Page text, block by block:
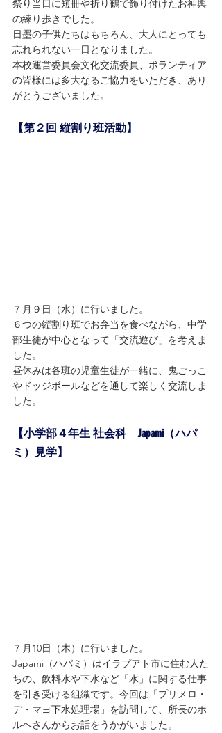
祭り当日に短冊や折り鶴で飾り付けたお神輿
の練り歩きでした。
日墨の子供たちはもちろん、大人にとっても
忘れられない一日となりました。
本校運営委員会文化交流委員、ボランティア
の皆様には多大なるご協力をいただき、あり
がとうございました。
【第２回 縦割り班活動】
７月９日（水）に行いました。
６つの縦割り班でお弁当を食べながら、中学
部生徒が中心となって「交流遊び」を考えま
した。
昼休みは各班の児童生徒が一緒に、鬼ごっこ
やドッジボールなどを通して楽しく交流しま
した。
【小学部４年生 社会科　Japami（ハパ
ミ）見学】
７月10日（木）に行いました。
Japami（ハパミ）はイラプアト市に住む人た
ちの、飲料水や下水など「水」に関する仕事
を引き受ける組織です。今回は「プリメロ・
デ・マヨ下水処理場」を訪問して、所長のホ
ルヘさんからお話をうかがいました。